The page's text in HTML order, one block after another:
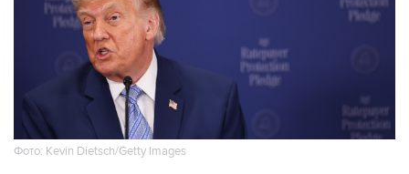
Фото: Kevin Dietsch/Getty Images